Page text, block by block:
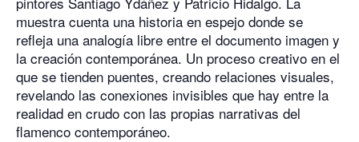
muestra cuenta una historia en espejo donde se
refleja una analogía libre entre el documento imagen y
la creación contemporánea. Un proceso creativo en el
que se tienden puentes, creando relaciones visuales,
revelando las conexiones invisibles que hay entre la
realidad en crudo con las propias narrativas del
flamenco contemporáneo.